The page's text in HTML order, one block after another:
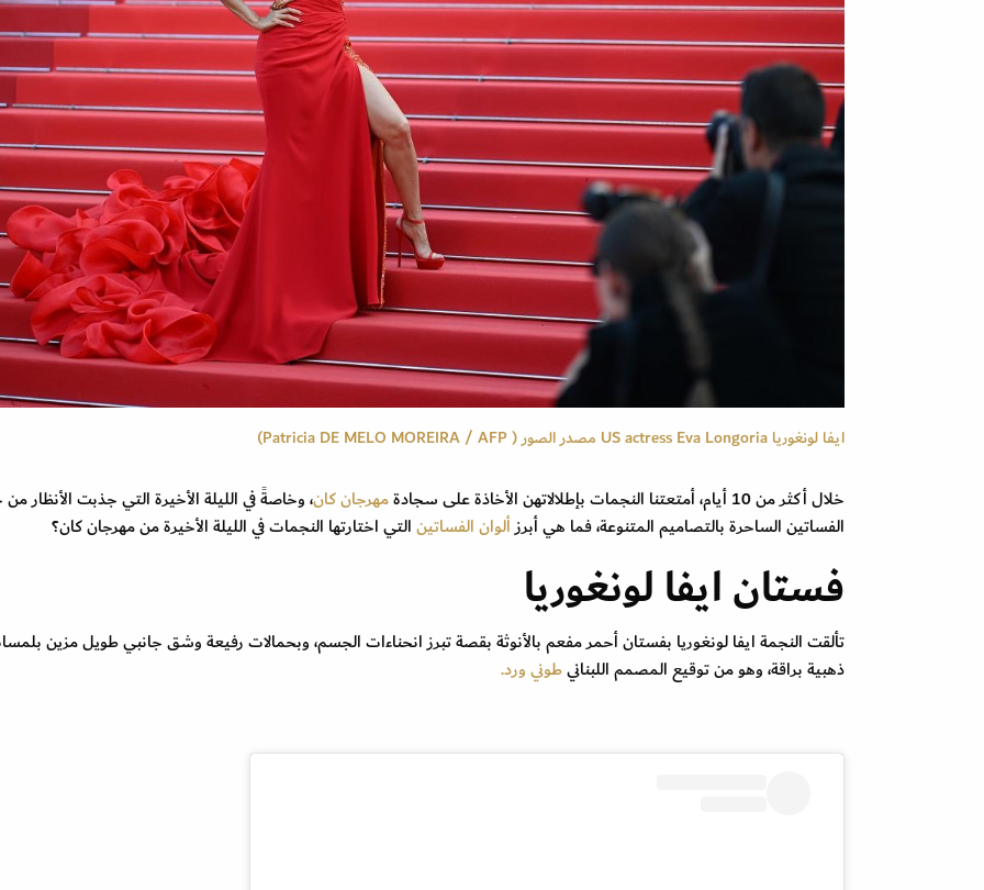
ايفا لونغوريا US actress Eva Longoria مصدر الصور ( Patricia DE MELO MOREIRA / AFP)
خلال أكثر من 10 أيام، أمتعتنا النجمات بإطلالاتهن الأخاذة على سجادة مهرجان كان، وخاصةً في الليلة الأخيرة التي جذبت الأنظار
الفساتين الساحرة بالتصاميم المتنوعة، فما هي أبرزألوان الفساتينالتي اختارتها النجمات في الليلة الأخيرة من مهرجان كان؟
فستان ايفا لونغوريا
تألقت النجمة ايفا لونغوريا بفستان أحمر مفعم بالأنوثة بقصة تبرز انحناءات الجسم، وبحمالات رفيعة وشق جانبي طويل مزين
ذهبية براقة، وهو من توقيع المصمم اللبنانيطوني ورد.